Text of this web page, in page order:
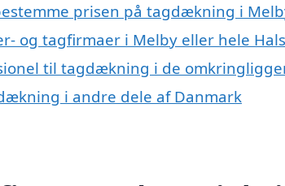
prisen på tagdækning i
og tagfirmaer i Melby eller hele
til tagdækning i de
i andre dele af Danmark